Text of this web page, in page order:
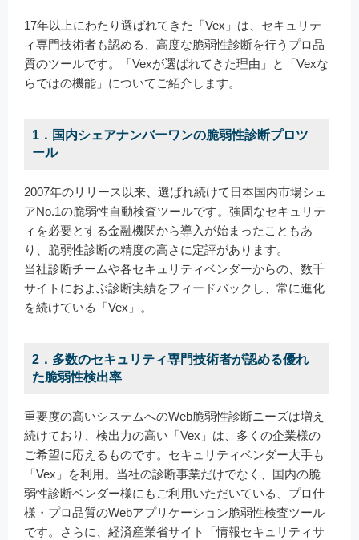
17年以上にわたり選ばれてきた「Vex」は、セキュリテ
ィ専門技術者も認める、高度な脆弱性診断を行うプロ品
質のツールです。「Vexが選ばれてきた理由」と「Vexな
らではの機能」についてご紹介します。
1．国内シェアナンバーワンの脆弱性診断プロツ
ール
2007年のリリース以来、選ばれ続けて日本国内市場シェ
アNo.1の脆弱性自動検査ツールです。強固なセキュリテ
ィを必要とする金融機関から導入が始まったこともあ
り、脆弱性診断の精度の高さに定評があります。
当社診断チームや各セキュリティベンダーからの、数千
サイトにおよぶ診断実績をフィードバックし、常に進化
を続けている「Vex」。
2．多数のセキュリティ専門技術者が認める優れ
た脆弱性検出率
重要度の高いシステムへのWeb脆弱性診断ニーズは増え
続けており、検出力の高い「Vex」は、多くの企業様の
ご希望に応えるものです。セキュリティベンダー大手も
「Vex」を利用。当社の診断事業だけでなく、国内の脆
弱性診断ベンダー様にもご利用いただいている、プロ仕
様・プロ品質のWebアプリケーション脆弱性検査ツール
です。さらに、経済産業省サイト「情報セキュリティサ